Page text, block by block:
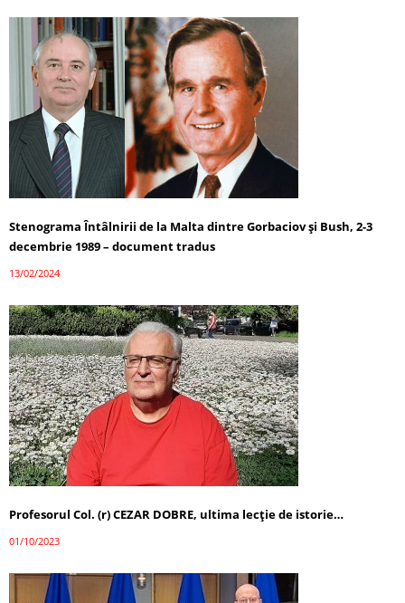
Stenograma Întâlnirii de la Malta dintre Gorbaciov și Bush, 2-3
decembrie 1989 – document tradus
13/02/2024
Profesorul Col. (r) CEZAR DOBRE, ultima lecţie de istorie…
01/10/2023